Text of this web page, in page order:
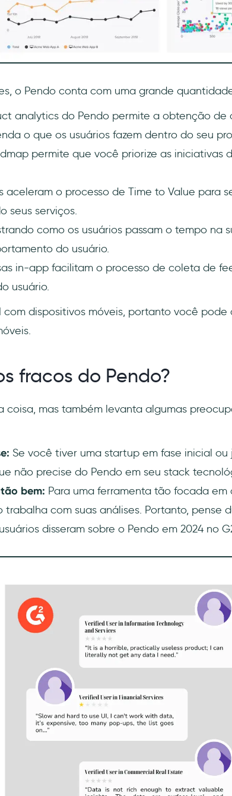
o Pendo conta com uma grande
analytics do Pendo permite a obtenção de
o que os usuários fazem dentro do seu
permite que você priorize as iniciativas
aceleram o processo de Time to Value para
seus serviços.
como os usuários passam o tempo na
do usuário.
in-app facilitam o processo de coleta de
usuário.
com dispositivos móveis, portanto você
fracos do Pendo?
coisa, mas também levanta algumas
Se você tiver uma startup em fase inicial
não precise do Pendo em seu stack
bem: Para uma ferramenta tão focada
com suas análises. Portanto, pense
disseram sobre o Pendo em 2024 no